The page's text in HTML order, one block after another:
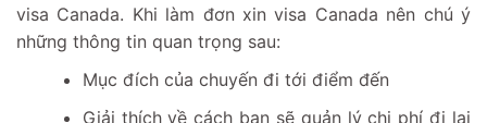
visa Canada. Khi làm đơn xin visa Canada nên chú ý
những thông tin quan trọng sau:
Mục đích của chuyến đi tới điểm đến
Giải thích về cách bạn sẽ quản lý chi phí đi lại